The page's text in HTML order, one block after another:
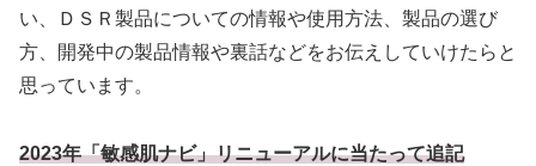
い、ＤＳＲ製品についての情報や使用方法、製品の選び
方、開発中の製品情報や裏話などをお伝えしていけたらと
思っています。
2023年「敏感肌ナビ」リニューアルに当たって追記